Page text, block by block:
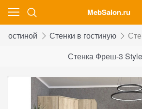
MebSalon.ru
гостиной Стенки в гостиную
Стенка Фреш-3